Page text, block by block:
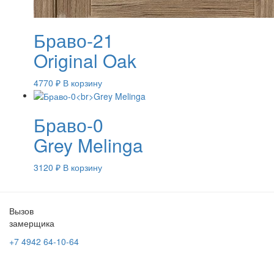
Браво-21
Original Oak
4770 ₽ В корзину
Браво-0
Grey Melinga
3120 ₽ В корзину
Вызов
замерщика
+7 4942 64-10-64